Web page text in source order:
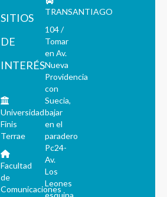
SITIOS
DE
INTERÉS
Universidad
Finis
Terrae
Facultad
de
Comunicaciones
TRANSANTIAGO
104 /
Tomar
en Av.
Nueva
Providencia
con
Suecia,
bajar
en el
paradero
Pc24-
Av.
Los
Leones